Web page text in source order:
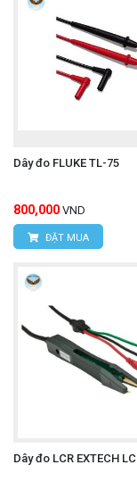
tính của linh
phát triển
Kiểm tra
chuyền sản
trên các thiết
đặc tính của
Để có báo giá
liên hệ trực tiếp
Dây đo FLUKE TL-75
800,000 VND
ĐẶT MUA
Dây đo LCR EXTECH